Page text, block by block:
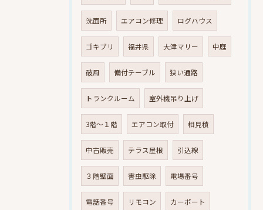
洗面所 エアコン修理 ログハウス
ゴキブリ 福井県 大津マリー 中庭
破風 備付テーブル 狭い通路
トランクルーム 室外機吊り上げ
3階～１階 エアコン取付 相見積
中古販売 テラス屋根 引込線
３階壁面 害虫駆除 電場番号
電話番号 リモコン カーポート